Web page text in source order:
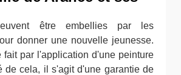
être embellies par les
donner une nouvelle jeunesse.
fait par l'application d'une peinture
de cela, il s'agit d'une garantie de